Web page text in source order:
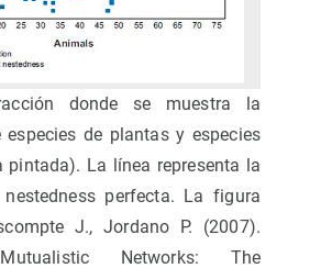
donde se muestra la
especies de plantas y especies
pintada). La línea representa la
perfecta. La figura
J., Jordano P. (2007).
Networks: The